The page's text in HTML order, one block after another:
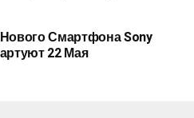
Смартфона Sony
22 Мая